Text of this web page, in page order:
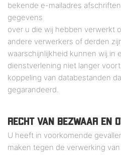
bekende e-mailadres
gegevens
over u die wij hebben verwerkt
andere verwerkers of derden
waarschijnlijkheid kunnen wij in
dienstverlening niet langer
koppeling van databestanden
gegarandeerd.
RECHT VAN BEZWAAR EN
U heeft in voorkomende
maken tegen de verwerking